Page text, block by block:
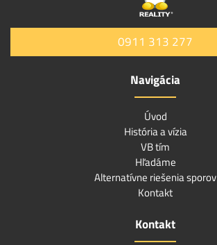
0911 313 277
Navigácia
Úvod
História a vízia
VB tím
Hľadáme
Alternatívne riešenia sporov
Kontakt
Kontakt